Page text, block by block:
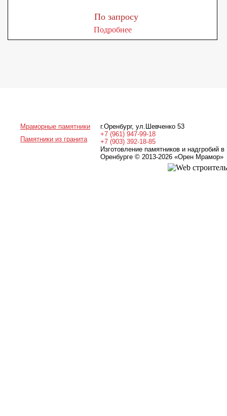
По запросу
Подробнее
Мраморные памятники
Памятники из гранита
г.Оренбург, ул.Шевченко 53
+7 (961) 947-99-18
+7 (903) 392-18-85
Изготовление памятников и надгробий в
Оренбурге © 2013-2026 «Орен Мрамор»